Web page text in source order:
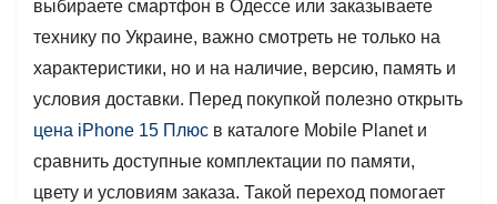
выбираете смартфон в Одессе или заказываете
технику по Украине, важно смотреть не только на
характеристики, но и на наличие, версию, память и
условия доставки. Перед покупкой полезно открыть
цена iPhone 15 Плюс в каталоге Mobile Planet и
сравнить доступные комплектации по памяти,
цвету и условиям заказа. Такой переход помогает